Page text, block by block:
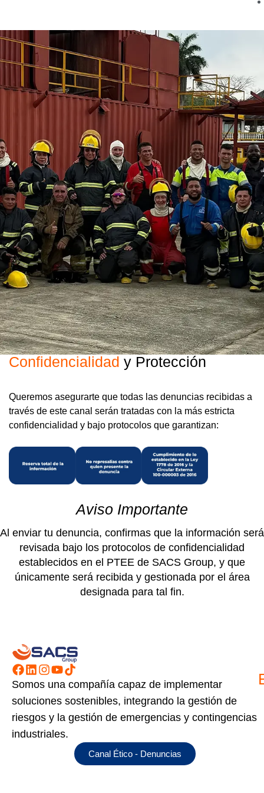
Confidencialidad y Protección
Queremos asegurarte que todas las denuncias recibidas a
través de este canal serán tratadas con la más estricta
confidencialidad y bajo protocolos que garantizan:
Aviso Importante
Al enviar tu denuncia, confirmas que la información será
revisada bajo los protocolos de confidencialidad
establecidos en el PTEE de SACS Group, y que
únicamente será recibida y gestionada por el área
designada para tal fin.
Somos una compañía capaz de implementar
soluciones sostenibles, integrando la gestión de
riesgos y la gestión de emergencias y contingencias
industriales.
Canal Ético - Denuncias